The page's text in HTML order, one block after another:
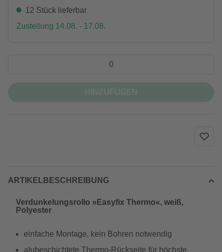
12 Stück lieferbar
Zustellung 14.08. - 17.08.
ARTIKELBESCHREIBUNG
Verdunkelungsrollo »Easyfix Thermo«, weiß,
Polyester
einfache Montage, kein Bohren notwendig
alubeschichtete Thermo-Rückseite für höchste